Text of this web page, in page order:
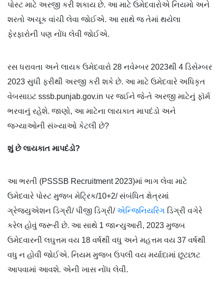
પોસ્ટ માટે અરજી કરી શકાય છે. આ માટે ઉમેદવારોએ નિયમો અને
શરતો અચૂક વાંચી લેવા જોઈએ. આ સાથે જ તેમાં થયેલા
ફેરફારોની પણ નોંધ લેવી જોઈએ.
રસ ધરાવતા અને લાયક ઉમેદવારો 28 નવેમ્બર 2023થી 4 ડિસેમ્બર
2023 સુધી ફરીથી અરજી કરી શકે છે. આ માટે ઉમેદવારે અધિકૃત
વેબસાઇટ sssb.punjab.gov.in પર જઈને જે-તે અરજી માટેનું ફૉર્મ
ભરવાનું રહેશે. જાણો, આ માટેના લાયકાત માપદંડો અને
જગ્યાઓની સંખ્યાઓ કેટલી છે?
શું છે લાયકાત માપદંડો?
આ ભરતી (PSSSB Recruitment 2023)માં ભાગ લેવા માટે
ઉમેદવારે પોસ્ટ મુજબ મેટ્રિક/10+2/ સંબંધિત ક્ષેત્રમાં
ગ્રેજ્યુએશન ડિગ્રી/ પીજી ડિગ્રી/ એન્જિનિયરિંગ ડિગ્રી વગેરે
કરેલ હોવું જરૂરી છે. આ સાથે 1 જાન્યુઆરી, 2023 મુજબ
ઉમેદવારની લઘુત્તમ વય 18 વર્ષથી વધુ અને મહત્તમ વય 37 વર્ષથી
વધુ ન હોવી જોઈએ. નિયમ મુજબ ઉપલી વય મર્યાદામાં છૂટછાટ
આપવામાં આવશે. એની ખાસ નોંધ લેવી.